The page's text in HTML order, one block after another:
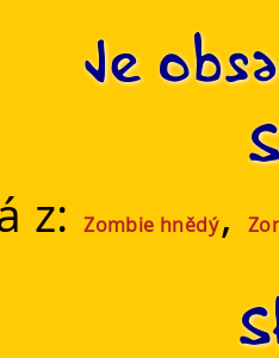
Je
z: Zombie hnědý,